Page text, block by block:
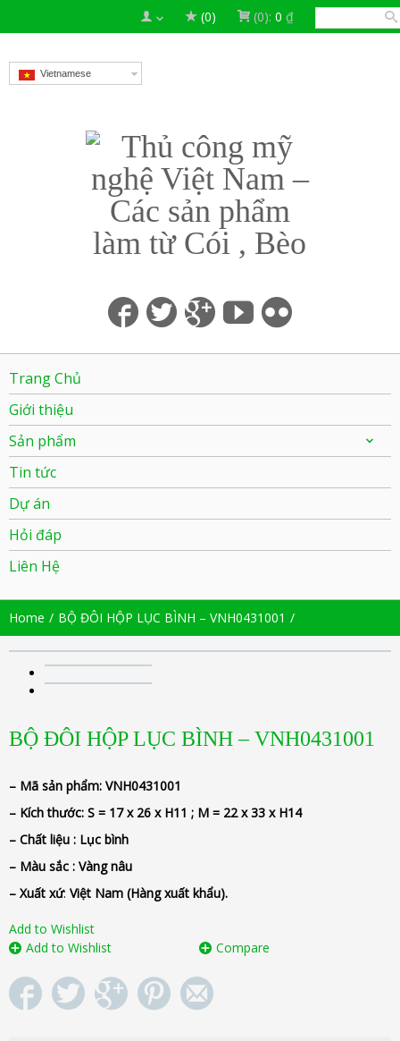
(0) (0): 0 ₫
Vietnamese
Trang Chủ
Giới thiệu
Sản phẩm
Tin tức
Dự án
Hỏi đáp
Liên Hệ
Home BỘ ĐÔI HỘP LỤC BÌNH – VNH0431001
BỘ ĐÔI HỘP LỤC BÌNH – VNH0431001
– Mã sản phẩm: VNH0431001
– Kích thước: S = 17 x 26 x H11 ; M = 22 x 33 x H14
– Chất liệu : Lục bình
– Màu sắc : Vàng nâu
– Xuất xứ: Việt Nam (Hàng xuất khẩu).
Add to Wishlist
Add to Wishlist
Compare